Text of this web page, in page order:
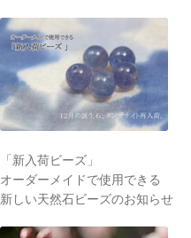
「新入荷ビーズ」
オーダーメイドで使用できる
新しい天然石ビーズのお知らせ